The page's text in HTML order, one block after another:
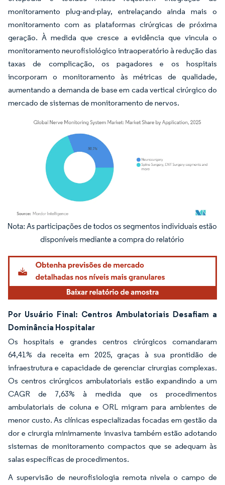
monitoramento plug-and-play, entrelaçando ainda mais o
monitoramento com as plataformas cirúrgicas de próxima
geração. À medida que cresce a evidência que vincula o
monitoramento neurofisiológico intraoperatório à redução das
taxas de complicação, os pagadores e os hospitais
incorporam o monitoramento às métricas de qualidade,
aumentando a demanda de base em cada vertical cirúrgico do
mercado de sistemas de monitoramento de nervos.
Imagem © Mordor Intelligence. O reuso requer atribuição conforme CC BY 4.0.
Por Usuário Final: Centros Ambulatoriais Desafiam a
Dominância Hospitalar
Os hospitais e grandes centros cirúrgicos comandaram
64,41% da receita em 2025, graças à sua prontidão de
infraestrutura e capacidade de gerenciar cirurgias complexas.
Os centros cirúrgicos ambulatoriais estão expandindo a um
CAGR de 7,63% à medida que os procedimentos
ambulatoriais de coluna e ORL migram para ambientes de
menor custo. As clínicas especializadas focadas em gestão da
dor e cirurgia minimamente invasiva também estão adotando
sistemas de monitoramento compactos que se adequam às
salas específicas de procedimentos.
A supervisão de neurofisiologia remota nivela o campo de